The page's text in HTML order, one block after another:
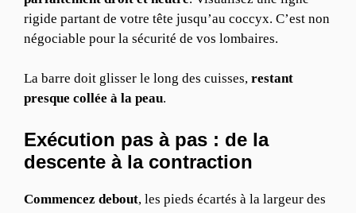
rigide partant de votre tête jusqu’au coccyx. C’est non
négociable pour la sécurité de vos lombaires.
La barre doit glisser le long des cuisses, restant
presque collée à la peau.
Exécution pas à pas : de la
descente à la contraction
Commencez debout, les pieds écartés à la largeur des